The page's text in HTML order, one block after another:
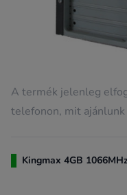
A termék jelenleg
telefonon, mit
Kingmax 4GB